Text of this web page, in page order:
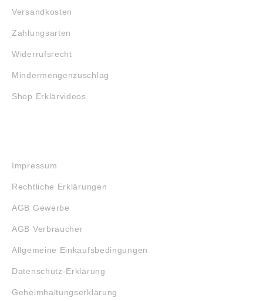
Versandkosten
Zahlungsarten
Widerrufsrecht
Mindermengenzuschlag
Shop Erklärvideos
Impressum
Rechtliche Erklärungen
AGB Gewerbe
AGB Verbraucher
Allgemeine Einkaufsbedingungen
Datenschutz-Erklärung
Geheimhaltungserklärung